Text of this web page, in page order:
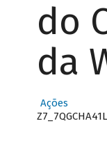
do
da
Ações